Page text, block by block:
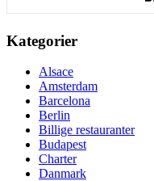
Kategorier
Alsace
Amsterdam
Barcelona
Berlin
Billige restauranter
Budapest
Charter
Danmark